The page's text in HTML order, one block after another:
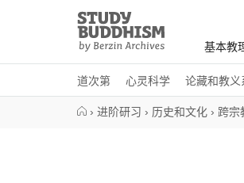
Study
Buddhism
Home
基本教
道次第 心灵科学 论藏和教义
› 进阶研习 › 历史和文化 › 跨宗